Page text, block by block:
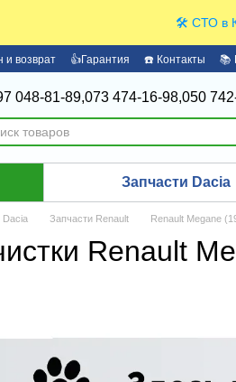
🛠️ СТО в
и возврат 👍Гарантия ☎️ Контакты 📚
048-81-89,073 474-16-98,050
Запчасти Dacia
Dacia Запчасти Renault Renault Megane
Renault